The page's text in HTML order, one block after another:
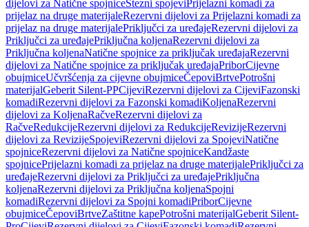
dijelovi za Natične spojniceStezni spojeviPrijelazni komadi za
prijelaz na druge materijaleRezervni dijelovi za Prijelazni komadi za
prijelaz na druge materijalePriključci za uređajeRezervni dijelovi za
Priključci za uređajePriključna koljenaRezervni dijelovi za
Priključna koljenaNatične spojnice za priključak uređajaRezervni
dijelovi za Natične spojnice za priključak uređajaPriborCijevne
obujmiceUčvršćenja za cijevne obujmiceČepoviBrtvePotrošni
materijalGeberit Silent-PPCijeviRezervni dijelovi za CijeviFazonski
komadiRezervni dijelovi za Fazonski komadiKoljenaRezervni
dijelovi za KoljenaRačveRezervni dijelovi za
RačveRedukcijeRezervni dijelovi za RedukcijeRevizijeRezervni
dijelovi za RevizijeSpojeviRezervni dijelovi za SpojeviNatične
spojniceRezervni dijelovi za Natične spojniceKandžaste
spojnicePrijelazni komadi za prijelaz na druge materijalePriključci za
uređajeRezervni dijelovi za Priključci za uređajePriključna
koljenaRezervni dijelovi za Priključna koljenaSpojni
komadiRezervni dijelovi za Spojni komadiPriborCijevne
obujmiceČepoviBrtveZaštitne kapePotrošni materijalGeberit Silent-